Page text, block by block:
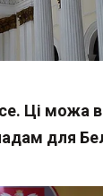
Ці можа
для